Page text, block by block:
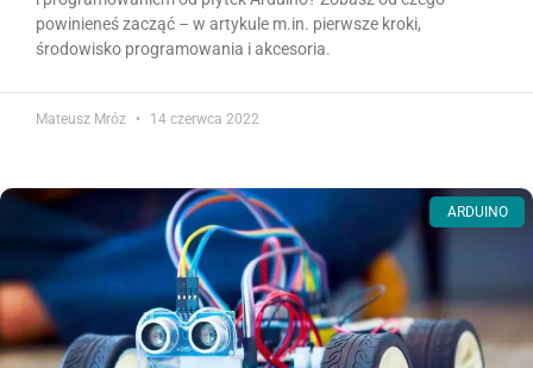
powinieneś zacząć – w artykule m.in. pierwsze kroki,
środowisko programowania i akcesoria.
Mateusz Mróz 14 czerwca 2022
ARDUINO